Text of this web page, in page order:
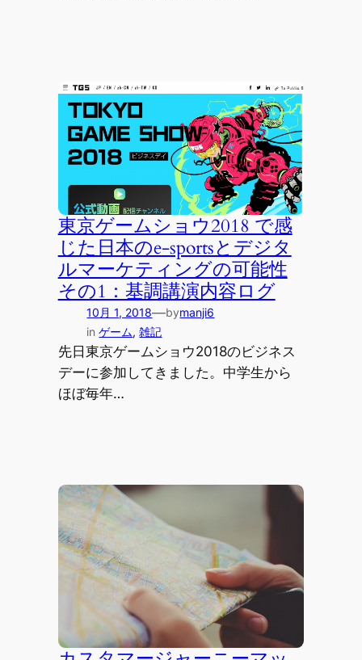
東京ゲームショウ2018 で感
じた日本のe-sportsとデジタ
ルマーケティングの可能性
その1：基調講演内容ログ
10月 1, 2018—bymanji6
inゲーム, 雑記
先日東京ゲームショウ2018のビジネス
デーに参加してきました。中学生から
ほぼ毎年…